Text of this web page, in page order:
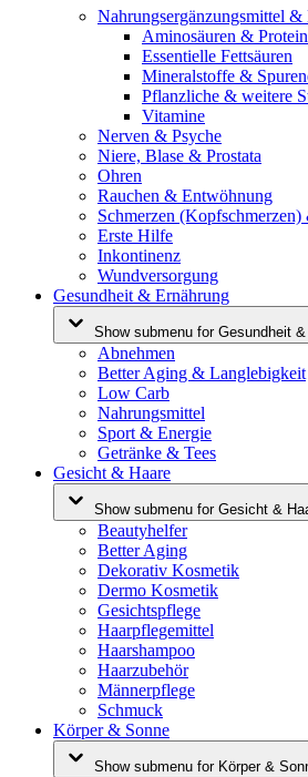
Nahrungsergänzungsmittel
Aminosäuren &
Essentielle Fettsäuren
Mineralstoffe &
Pflanzliche & weitere
Vitamine
Nerven & Psyche
Niere, Blase & Prostata
Ohren
Rauchen & Entwöhnung
Schmerzen
Erste Hilfe
Inkontinenz
Wundversorgung
Gesundheit & Ernährung
Show submenu for Gesundheit
Abnehmen
Better Aging & Langlebigkeit
Low Carb
Nahrungsmittel
Sport & Energie
Getränke & Tees
Gesicht & Haare
Show submenu for Gesicht &
Beautyhelfer
Better Aging
Dekorativ Kosmetik
Dermo Kosmetik
Gesichtspflege
Haarpflegemittel
Haarshampoo
Haarzubehör
Männerpflege
Schmuck
Körper & Sonne
Show submenu for Körper &